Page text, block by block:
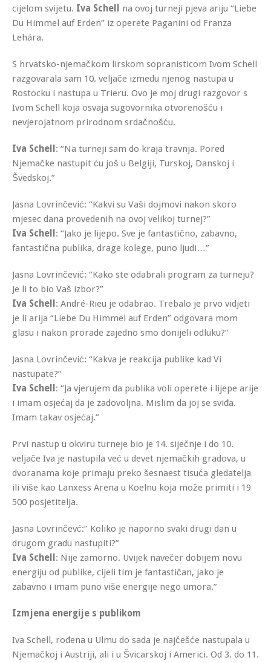
cijelom svijetu. Iva Schell
na ovoj turneji pjeva ariju “Liebe
Du Himmel auf Erden” iz operete Paganini od Franza
Lehára.
S hrvatsko-njemačkom lirskom sopranisticom Ivom Schell
razgovarala sam 10. veljače između njenog nastupa u
Rostocku i nastupa u Trieru. Ovo je moj drugi razgovor s
Ivom Schell koja osvaja sugovornika otvorenošću i
nevjerojatnom prirodnom srdačnošću.
Iva Schell : “Na turneji sam do kraja travnja. Pored
Njemačke nastupit ću još u Belgiji, Turskoj, Danskoj i
Švedskoj.”
Jasna Lovrinčević: “Kakvi su Vaši dojmovi nakon skoro
mjesec dana provedenih na ovoj velikoj turnej?”
Iva Schell : “Jako je lijepo. Sve je fantastično, zabavno,
fantastična publika, drage kolege, puno ljudi…”
Jasna Lovrinčević: “Kako ste odabrali program za turneju?
Je li to bio Vaš izbor?”
Iva Schell : André-Rieu je odabrao. Trebalo je prvo vidjeti
je li arija “Liebe Du Himmel auf Erden” odgovara mom
glasu i nakon prorade zajedno smo donijeli odluku?”
Jasna Lovrinčević: “Kakva je reakcija publike kad Vi
nastupate?”
Iva Schell : “Ja vjerujem da publika voli operete i lijepe arije
i imam osjećaj da je zadovoljna. Mislim da joj se sviđa.
Imam takav osjećaj.”
Prvi nastup u okviru turneje bio je 14. siječnje i do 10.
veljače Iva je nastupila već u devet njemačkih gradova, u
dvoranama koje primaju preko šesnaest tisuća gledatelja
ili više kao Lanxess Arena u Koelnu koja može primiti i 19
500 posjetitelja.
Jasna Lovrinčevć:” Koliko je naporno svaki drugi dan u
drugom gradu nastupiti?”
Iva Schell : Nije zamorno. Uvijek navečer dobijem novu
energiju od publike, cijeli tim je fantastičan, jako je
zabavno i imam puno više energije nego umora.”
Izmjena energije s publikom
Iva Schell, rođena u Ulmu do sada je najčešće nastupala u
Njemačkoj i Austriji, ali i u Švicarskoj i Americi. Od 3. do 11.